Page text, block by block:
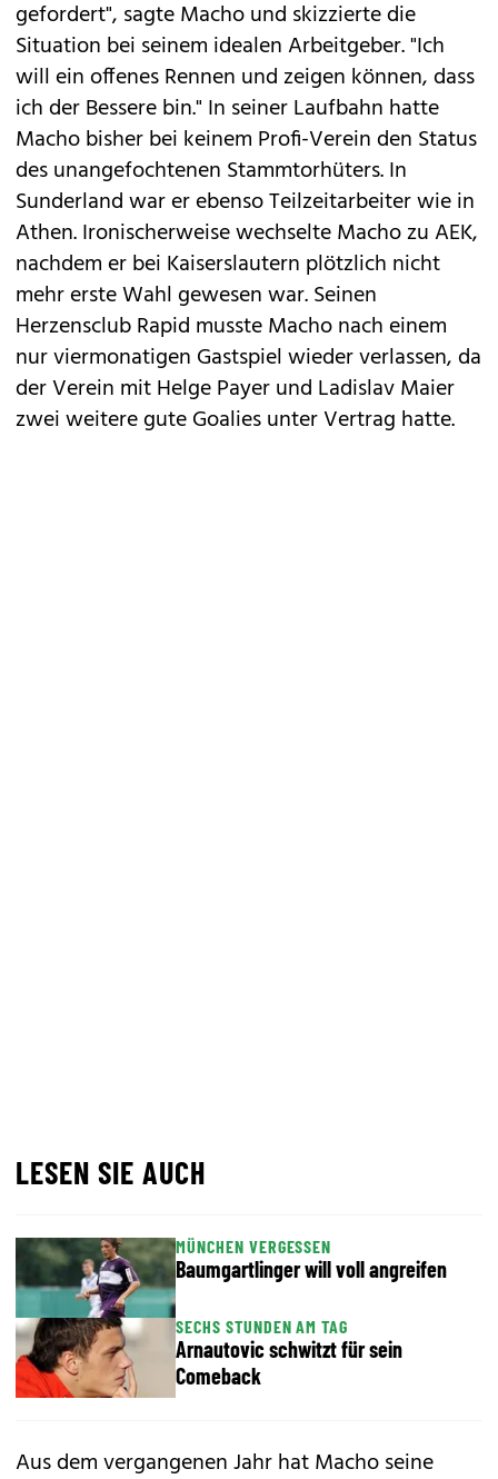
gefordert", sagte Macho und skizzierte die
Situation bei seinem idealen Arbeitgeber. "Ich
will ein offenes Rennen und zeigen können, dass
ich der Bessere bin." In seiner Laufbahn hatte
Macho bisher bei keinem Profi-Verein den Status
des unangefochtenen Stammtorhüters. In
Sunderland war er ebenso Teilzeitarbeiter wie in
Athen. Ironischerweise wechselte Macho zu AEK,
nachdem er bei Kaiserslautern plötzlich nicht
mehr erste Wahl gewesen war. Seinen
Herzensclub Rapid musste Macho nach einem
nur viermonatigen Gastspiel wieder verlassen, da
der Verein mit Helge Payer und Ladislav Maier
zwei weitere gute Goalies unter Vertrag hatte.
LESEN SIE AUCH
MÜNCHEN VERGESSEN
Baumgartlinger will voll angreifen
SECHS STUNDEN AM TAG
Arnautovic schwitzt für sein
Comeback
Aus dem vergangenen Jahr hat Macho seine